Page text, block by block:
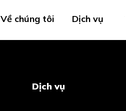
Về chúng tôi Dịch vụ
Dịch vụ